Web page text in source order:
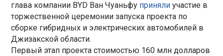
глава компании BYD Ван Чуаньфу принялиучастие в
торжественной церемонии запуска проекта по
сборке гибридных и электрических автомобилей в
Джизакской области.
Первый этап проекта стоимостью 160 млн долларов